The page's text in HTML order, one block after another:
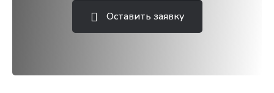
Оставить заявку